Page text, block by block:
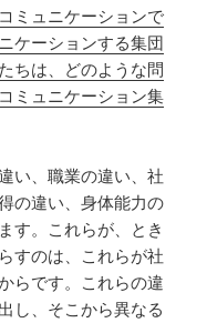
ミュニケーションで
ケーションする集団
ちは、どのような問
ミュニケーション集
い、職業の違い、社
の違い、身体能力の
す。これらが、とき
すのは、これらが社
らです。これらの違
し、そこから異なる